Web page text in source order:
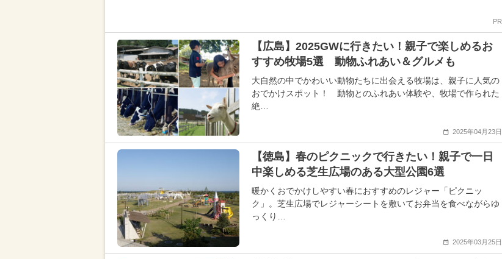
PR
【広島】2025GWに行きたい！親子で楽しめるお
すすめ牧場5選 動物ふれあい＆グルメも
大自然の中でかわいい動物たちに出会える牧場は、親子に人気の
おでかけスポット！ 動物とのふれあい体験や、牧場で作られた
絶…
2025年04月23日
【徳島】春のピクニックで行きたい！親子で一日
中楽しめる芝生広場のある大型公園6選
暖かくおでかけしやすい春におすすめのレジャー「ピクニッ
ク」。芝生広場でレジャーシートを敷いてお弁当を食べながらゆ
っくり…
2025年03月25日